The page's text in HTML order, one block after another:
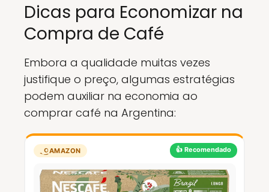
Dicas para Economizar na
Compra de Café
Embora a qualidade muitas vezes
justifique o preço, algumas estratégias
podem auxiliar na economia ao
comprar café na Argentina:
👍 Recomendado
AMAZON